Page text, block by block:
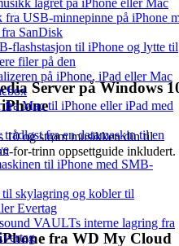
lagret pa iPhone eller Mac
USB-minnepinne på iPhone
SanDisk
flashstasjon til iPhone og lytte til
filer på den
på iPhone, iPad eller Mac
Mac til iPhone eller iPad med
fra en datamaskin til en
til iPhone med SMB-
skylagring og kobler til
Evertag
VAULTs interne lagring fra
Server på Windows
og strøm musikken din til
for-trinn oppsettguide inkludert.
fra WD My Cloud